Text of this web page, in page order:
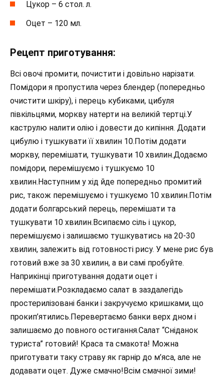
Цукор – 6 стол. л.
Оцет – 120 мл.
Рецепт приготування:
Всі овочі промити, почистити і довільно нарізати.
Помідори я пропустила через блендер (попередньо
очистити шкіру), і перець кубиками, цибуля
півкільцями, моркву натерти на великій тертці.У
каструлю налити олію і довести до кипіння. Додати
цибулю і тушкувати її хвилин 10.Потім додати
моркву, перемішати, тушкувати 10 хвилин.Додаємо
помідори, перемішуємо і тушкуємо 10
хвилин.Наступним у хід йде попередньо промитий
рис, також перемішуємо і тушкуємо 10 хвилин.Потім
додати болгарський перець, перемішати та
тушкувати 10 хвилин.Всипаємо сіль і цукор,
перемішуємо і залишаємо тушкуватись на 20-30
хвилин, залежить від готовності рису. У мене рис був
готовий вже за 30 хвилин, а ви самі пробуйте.
Наприкінці приготування додати оцет і
перемішати.Розкладаємо салат в заздалегідь
простерилізовані банки і закручуємо кришками, що
прокип’ятились.Перевертаємо банки верх дном і
залишаємо до повного остигання.Салат “Сніданок
туриста” готовий! Краса та смакота! Можна
приготувати таку страву як гарнір до м’яса, але не
додавати оцет. Дуже смачно!Всім смачної зими!